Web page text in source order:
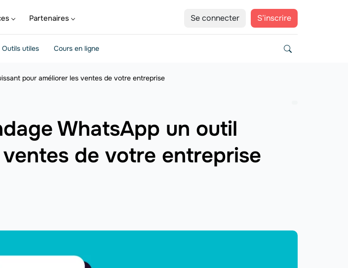
Se connecter S’inscrire
Partenaires
Outils utiles Cours en ligne
pour améliorer les ventes de votre entreprise
WhatsApp un outil
de votre entreprise